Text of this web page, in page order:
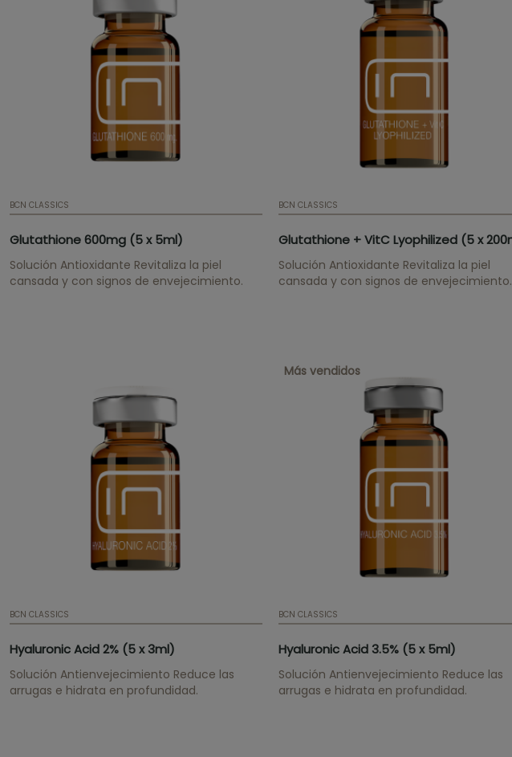
BCN CLASSICS
Glutathione 600mg (5 x 5ml)
Solución Antioxidante Revitaliza la piel
cansada y con signos de envejecimiento.
BCN CLASSICS
Solución Antioxidante Revitaliza la piel
cansada y con signos de envejecimiento.
BCN CLASSICS
Hyaluronic Acid 2% (5 x 3ml)
Solución Antienvejecimiento Reduce las
arrugas e hidrata en profundidad.
Más vendidos
BCN CLASSICS
Hyaluronic Acid 3.5% (5 x 5ml)
Solución Antienvejecimiento Reduce las
arrugas e hidrata en profundidad.